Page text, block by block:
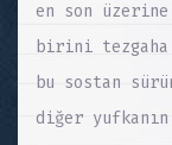
en son
birini tezgaha
bu sostan
diğer